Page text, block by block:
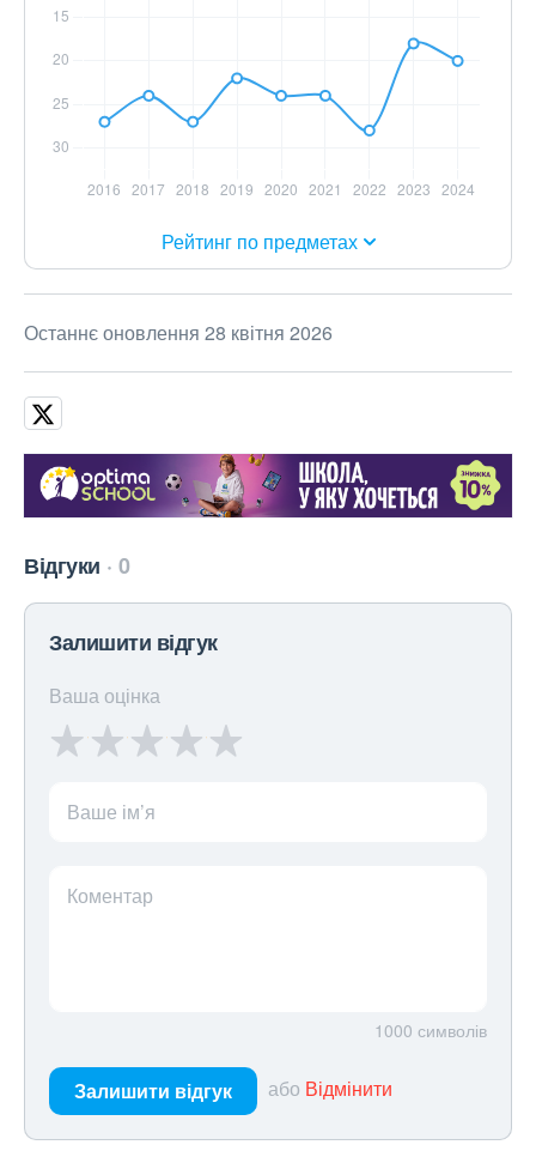
Рейтинг по предметах
Останнє оновлення 28 квітня 2026
Відгуки 0
Залишити відгук
Ваша оцінка
Ваше ім’я
Коментар
1000 символів
Залишити відгук або Відмінити